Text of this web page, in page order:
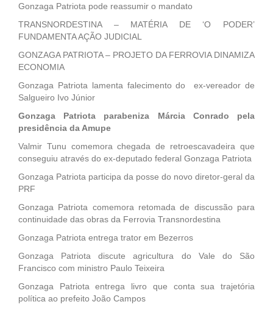
Gonzaga Patriota pode reassumir o mandato
TRANSNORDESTINA – MATÉRIA DE ‘O PODER’
FUNDAMENTA AÇÃO JUDICIAL
GONZAGA PATRIOTA – PROJETO DA FERROVIA DINAMIZA
ECONOMIA
Gonzaga Patriota lamenta falecimento do ex-vereador de
Salgueiro Ivo Júnior
Gonzaga Patriota parabeniza Márcia Conrado pela
presidência da Amupe
Valmir Tunu comemora chegada de retroescavadeira que
conseguiu através do ex-deputado federal Gonzaga Patriota
Gonzaga Patriota participa da posse do novo diretor-geral da
PRF
Gonzaga Patriota comemora retomada de discussão para
continuidade das obras da Ferrovia Transnordestina
Gonzaga Patriota entrega trator em Bezerros
Gonzaga Patriota discute agricultura do Vale do São
Francisco com ministro Paulo Teixeira
Gonzaga Patriota entrega livro que conta sua trajetória
política ao prefeito João Campos